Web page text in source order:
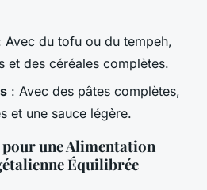
Avec du tofu ou du tempeh,
et des céréales complètes.
: Avec des pâtes complètes,
et une sauce légère.
une Alimentation
Équilibrée